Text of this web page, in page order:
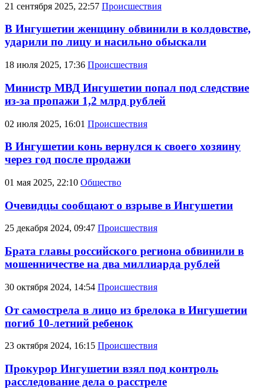
21 сентября 2025, 22:57 Происшествия
В Ингушетии женщину обвинили в колдовстве,
ударили по лицу и насильно обыскали
18 июля 2025, 17:36 Происшествия
Министр МВД Ингушетии попал под следствие
из-за пропажи 1,2 млрд рублей
02 июля 2025, 16:01 Происшествия
В Ингушетии конь вернулся к своего хозяину
через год после продажи
01 мая 2025, 22:10 Общество
Очевидцы сообщают о взрыве в Ингушетии
25 декабря 2024, 09:47 Происшествия
Брата главы российского региона обвинили в
мошенничестве на два миллиарда рублей
30 октября 2024, 14:54 Происшествия
От самострела в лицо из брелока в Ингушетии
погиб 10-летний ребенок
23 октября 2024, 16:15 Происшествия
Прокурор Ингушетии взял под контроль
расследование дела о расстреле